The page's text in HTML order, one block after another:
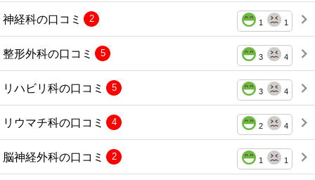
神経科の口コミ 1 1
2
整形外科の口コミ 3 4
5
リハビリ科の口コミ 3 4
5
リウマチ科の口コミ 2 4
4
脳神経外科の口コミ 1 1
2